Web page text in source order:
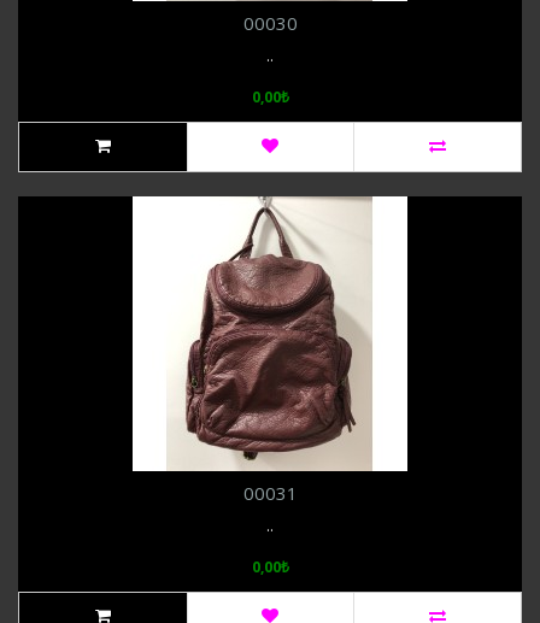
00030
..
0,00₺
00031
..
0,00₺